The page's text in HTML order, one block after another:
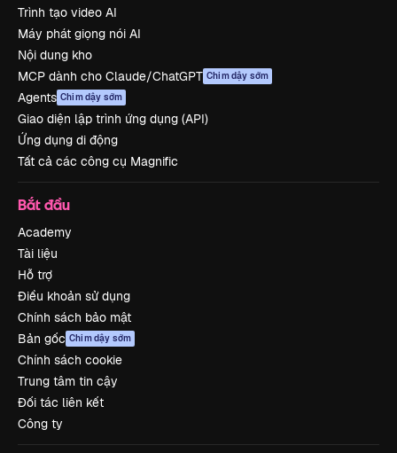
Trình tạo video AI
Máy phát giọng nói AI
Nội dung kho
MCP dành cho Claude/ChatGPT Chim dậy sớm
Agents Chim dậy sớm
Giao diện lập trình ứng dụng (API)
Ứng dụng di động
Tất cả các công cụ Magnific
Bắt đầu
Academy
Tài liệu
Hỗ trợ
Điều khoản sử dụng
Chính sách bảo mật
Bản gốc Chim dậy sớm
Chính sách cookie
Trung tâm tin cậy
Đối tác liên kết
Công ty